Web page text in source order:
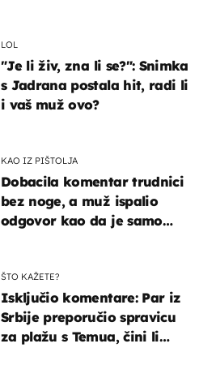
LOL
"Je li živ, zna li se?": Snimka
s Jadrana postala hit, radi li
i vaš muž ovo?
KAO IZ PIŠTOLJA
Dobacila komentar trudnici
bez noge, a muž ispalio
odgovor kao da je samo
ŠTO KAŽETE?
Isključio komentare: Par iz
Srbije preporučio spravicu
za plažu s Temua, čini li